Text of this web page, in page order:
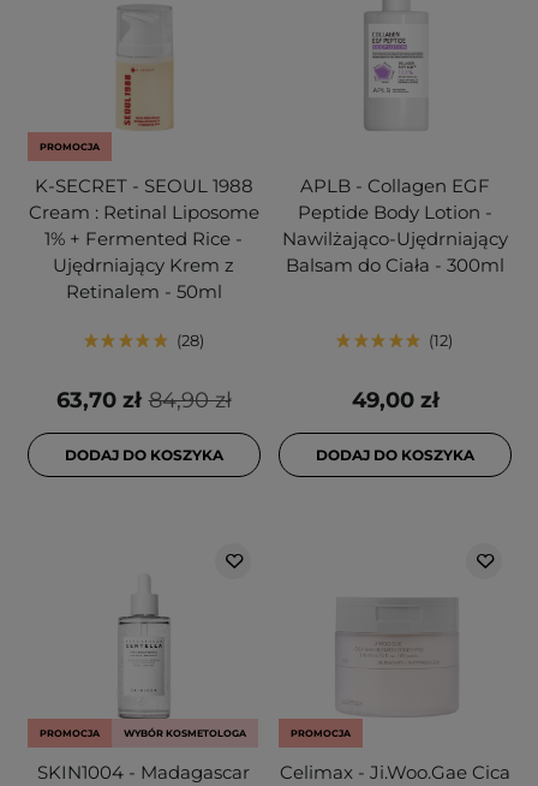
PROMOCJA
K-SECRET - SEOUL 1988
Cream : Retinal Liposome
1% + Fermented Rice -
Ujędrniający Krem z
Retinalem - 50ml
28
84,90 zł
63,70 zł
DODAJ DO KOSZYKA
APLB - Collagen EGF
Peptide Body Lotion -
Nawilżająco-Ujędrniający
Balsam do Ciała - 300ml
12
49,00 zł
DODAJ DO KOSZYKA
PROMOCJA WYBÓR KOSMETOLOGA
SKIN1004 - Madagascar
PROMOCJA
Celimax - Ji.Woo.Gae Cica